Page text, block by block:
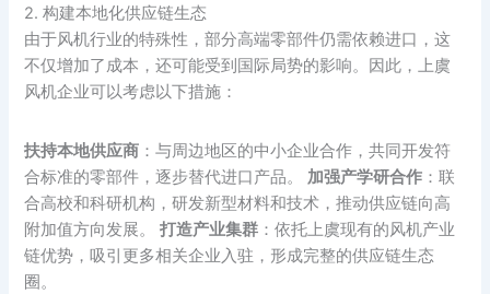
2. 构建本地化供应链生态
由于风机行业的特殊性，部分高端零部件仍需依赖进口，这
不仅增加了成本，还可能受到国际局势的影响。因此，上虞
风机企业可以考虑以下措施：
扶持本地供应商 ：与周边地区的中小企业合作，共同开发符
合标准的零部件，逐步替代进口产品。 加强产学研合作 ：联
合高校和科研机构，研发新型材料和技术，推动供应链向高
附加值方向发展。打造产业集群 ：依托上虞现有的风机产业
链优势，吸引更多相关企业入驻，形成完整的供应链生态
圈。